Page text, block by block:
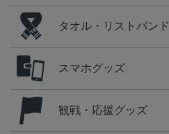
タオル・リストバンド
スマホグッズ
観戦・応援グッズ